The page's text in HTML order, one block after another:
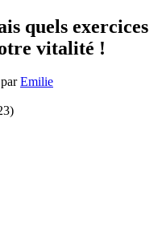
quels exercices
vitalité !
parEmilie